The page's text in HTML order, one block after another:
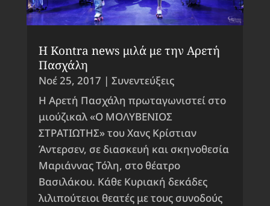
Η Kontra news μιλά με την Αρετή
Πασχάλη
Νοέ 25, 2017 | Συνεντεύξεις
Η Αρετή Πασχάλη πρωταγωνιστεί στο
μιούζικαλ «Ο ΜΟΛΥΒΕΝΙΟΣ
ΣΤΡΑΤΙΩΤΗΣ» του Χανς Κρίστιαν
Άντερσεν, σε διασκευή και σκηνοθεσία
Μαριάννας Τόλη, στο θέατρο
Βασιλάκου. Κάθε Κυριακή δεκάδες
λιλιπούτειοι θεατές με τους συνοδούς